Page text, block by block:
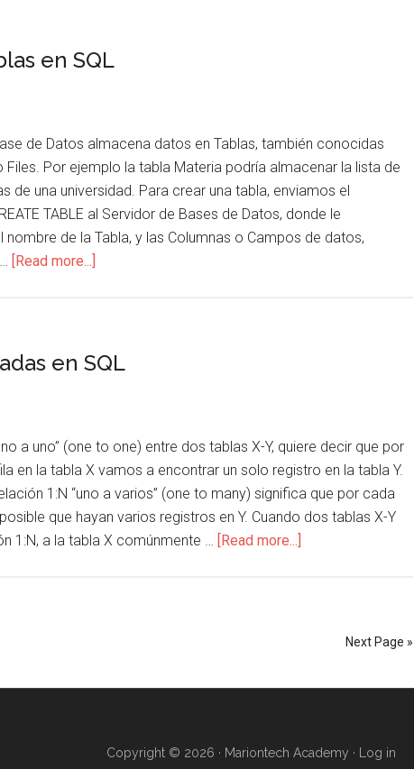
en SQL
de Datos almacena datos en Tablas, también conocidas
Por ejemplo la tabla Materia podría almacenar la lista de
de una universidad. Para crear una tabla, enviamos el
TABLE al Servidor de Bases de Datos, donde le
de la Tabla, y las Columnas o Campos de datos,
[Read more...]
de
en SQL
a uno” (one to one) entre dos tablas X-Y, quiere decir que por
en la tabla X vamos a encontrar un solo registro en la tabla Y.
1:N “uno a varios” (one to many) significa que por cada
que hayan varios registros en Y. Cuando dos tablas X-Y
1:N, a la tabla X comúnmente … [Read more...]
RelacionadasNext Page »
Copyright © 2026 · Mariontech Academy · Log in